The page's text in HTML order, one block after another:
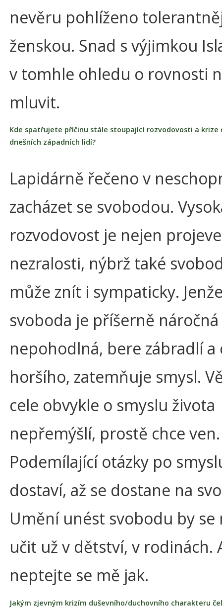
nevěru pohlíženo
ženskou. Snad s výjimkou
v tomhle ohledu o rovnosti
mluvit.
Kde spatřujete příčinu stále stoupající rozvodovosti a krize
dnešních západních lidí?
Lapidárně řečeno v
zacházet se svobodou.
rozvodovost je nejen
nezralosti, nýbrž také
může znít i sympaticky.
svoboda je příšerně náročná
nepohodlná, bere zábradlí a
horšího, zatemňuje smysl.
cele obvykle o smyslu života
nepřemýšlí, prostě chce ven.
Podemílající otázky po
dostaví, až se dostane na
Umění unést svobodu by se
učit už v dětství, v rodinách.
neptejte se mě jak.
Jakým zjevným krizím duševního/duchovního charakteru